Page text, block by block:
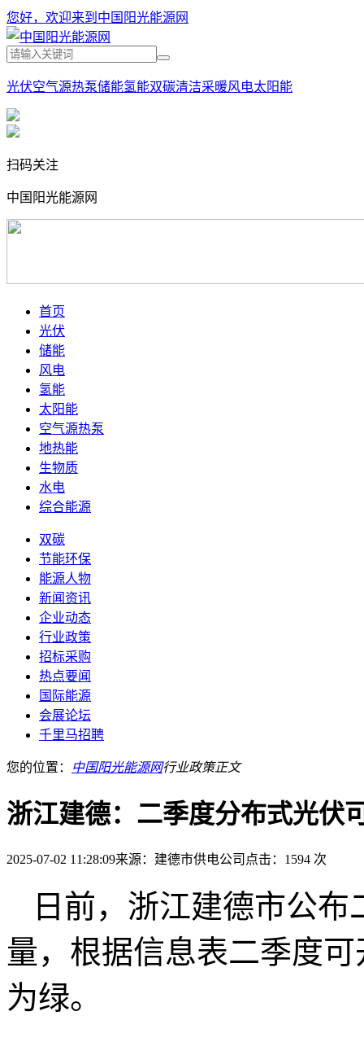
您好，欢迎来到中国阳光能源网
光伏空气源热泵储能氢能双碳清洁采暖风电太阳能
扫码关注
中国阳光能源网
首页
光伏
储能
风电
氢能
太阳能
空气源热泵
地热能
生物质
水电
综合能源
双碳
节能环保
能源人物
新闻资讯
企业动态
行业政策
招标采购
热点要闻
国际能源
会展论坛
千里马招聘
您的位置： 中国阳光能源网行业政策正文
浙江建德：二季度分布式光伏
2025-07-02 11:28:09来源：建德市供电公司 点击：1594 次
日前，浙江建德市公
量，根据信息表二季度
为绿。